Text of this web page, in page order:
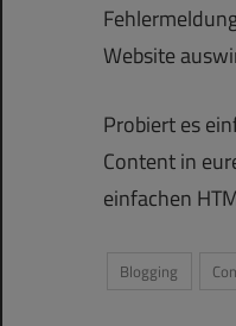
Website
Probiert es
Content in
einfachen
Blogging